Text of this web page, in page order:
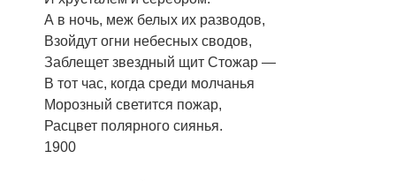
А в ночь, меж белых их разводов,
Взойдут огни небесных сводов,
Заблещет звездный щит Стожар —
В тот час, когда среди молчанья
Морозный светится пожар,
Расцвет полярного сиянья.
1900